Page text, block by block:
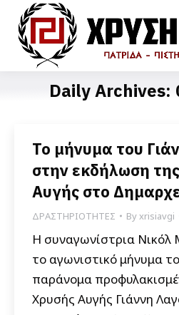
Daily Archives:
Το μήνυμα του
στην εκδήλωση
Αυγής στο
ΔΡΑΣΤΗΡΙΟΤΗΤΕΣ Byxrisiavgi
Η συναγωνίστρια Νικόλ
το αγωνιστικό μήνυμα
παράνομα
Χρυσής Αυγής Γιάννη